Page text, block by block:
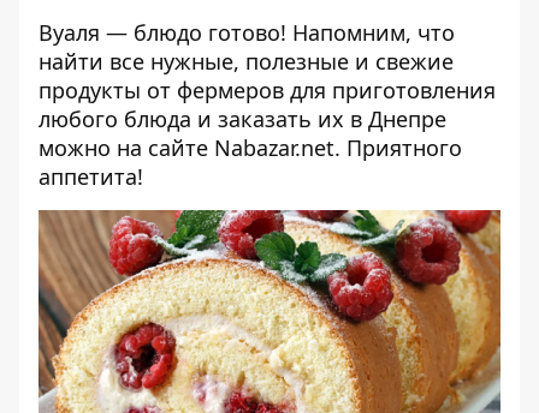
Вуаля — блюдо готово! Напомним, что
найти все нужные, полезные и свежие
продукты от фермеров для приготовления
любого блюда и заказать их в Днепре
можно на сайте Nabazar.net. Приятного
аппетита!